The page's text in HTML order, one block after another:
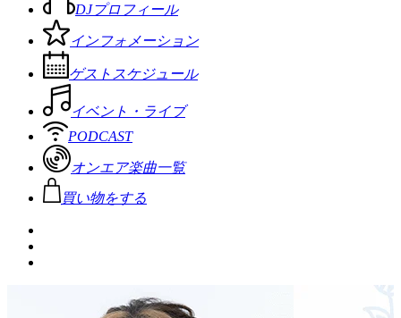
DJプロフィール
インフォメーション
ゲストスケジュール
イベント・ライブ
PODCAST
オンエア楽曲一覧
買い物をする